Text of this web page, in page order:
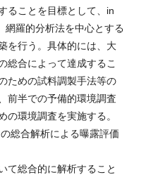
ることを目標として、in
羅的分析法を中心とする
を行う。具体的には、大
総合によって達成するこ
ための試料調製手法等の
前半での予備的環境調査
環境調査を実施する。
総合解析による曝露評価
て総合的に解析すること